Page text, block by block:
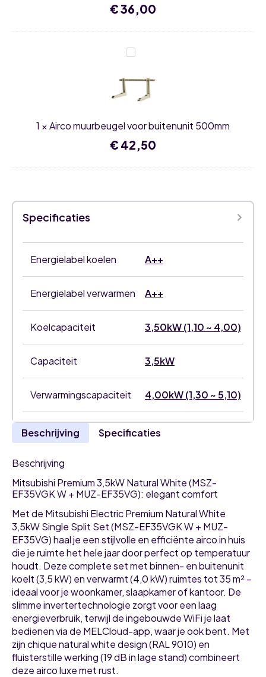
€36,00
Airco
muurbeugel
buitenunit
500mm
1 ×Airco muurbeugel voor buitenunit 500mm
€ 42,50
Specificaties
Energielabel koelen A++
Energielabel verwarmen A++
Koelcapaciteit 3,50kW (1,10 ~ 4,00)
Capaciteit 3,5kW
Verwarmingscapaciteit 4,00kW (1,30 ~ 5,10)
Beschrijving Specificaties
Beschrijving
Mitsubishi Premium 3,5kW Natural White (MSZ-
EF35VGK W + MUZ-EF35VG): elegant comfort
Met de Mitsubishi Electric Premium Natural White
3,5kW Single Split Set (MSZ-EF35VGK W + MUZ-
EF35VG) haal je een stijlvolle en efficiënte airco in huis
die je ruimte het hele jaar door perfect op temperatuur
houdt. Deze complete set met binnen- en buitenunit
koelt (3,5 kW) en verwarmt (4,0 kW) ruimtes tot 35 m² –
ideaal voor je woonkamer, slaapkamer of kantoor. De
slimme invertertechnologie zorgt voor een laag
energieverbruik, terwijl de ingebouwde WiFi je laat
bedienen via de MELCloud-app, waar je ook bent. Met
zijn chique natural white design (RAL 9010) en
fluisterstille werking (19 dB in lage stand) combineert
deze airco luxe met rust.